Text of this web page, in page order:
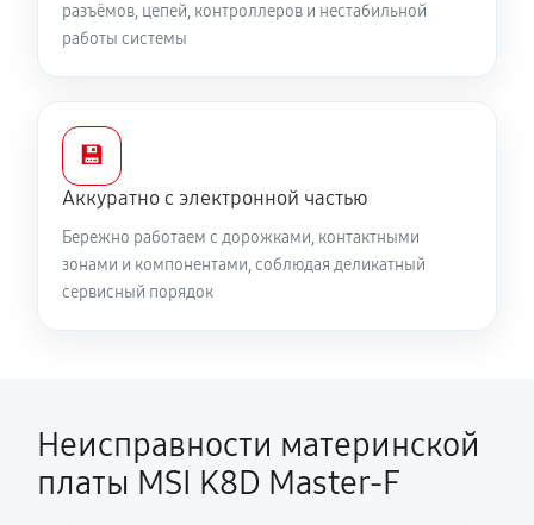
разъёмов, цепей, контроллеров и нестабильной
работы системы
💾
Аккуратно с электронной частью
Бережно работаем с дорожками, контактными
зонами и компонентами, соблюдая деликатный
сервисный порядок
Неисправности материнской
платы MSI K8D Master-F